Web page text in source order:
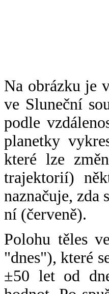
Na obrázku je
ve Sluneční
podle
planetky
které lze
trajektorií)
naznačuje, zda
ní (červeně).
Polohu těles
"dnes"), které
±50 let od